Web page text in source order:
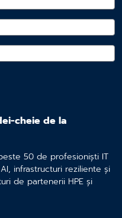
cheie de la
50 de profesioniști IT
infrastructuri reziliente și
de partenerii HPE și